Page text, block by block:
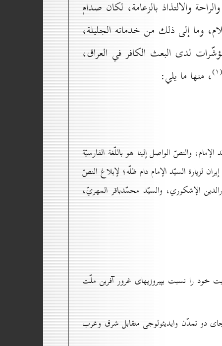
والالتذاذ بالزعامة، لكان صدام
وما إلى ذلك من خدماته الجليلة،
لدى البعث الكافر في العراق،
(۱) ، منها ما يلي:
والنصّ الواصل إلينا هو باللّغة الفارسيّة
لزيارة السيّد الإمام دام ظلّه؛ لإبلاغ النصّ
الإشكوري، والسيّد محمّدباقر المهريّ،
خود را نسبت بپيروزيهاى غرور آفرين ملّت
دو تمدّن وايديئولوجى متقابل شرق وغرب